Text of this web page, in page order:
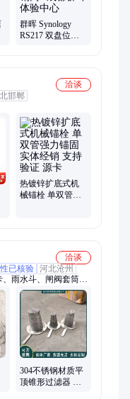
群晖 Synology
RS217 双盘位
洽谈
邯郸
热镀锌扩底式机
械锚栓 单双管强
洽谈
已核验 河北沧州
雨水斗、闸阀套筒、
型风帽、锥管、虹吸式
架、管夹、管托、吸水
、铸铁地漏、碳钢地
304不锈钢材质平
顶锥形过滤器 鑫